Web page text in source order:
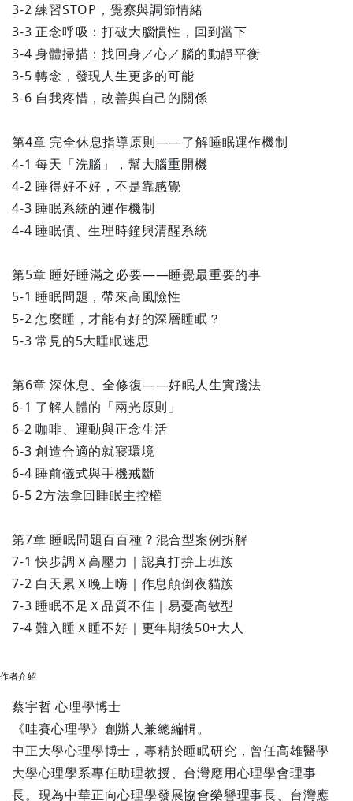
3-2 練習STOP，覺察與調節情緒
3-3 正念呼吸：打破大腦慣性，回到當下
3-4 身體掃描：找回身／心／腦的動靜平衡
3-5 轉念，發現人生更多的可能
3-6 自我疼惜，改善與自己的關係
第4章 完全休息指導原則——了解睡眠運作機制
4-1 每天「洗腦」，幫大腦重開機
4-2 睡得好不好，不是靠感覺
4-3 睡眠系統的運作機制
4-4 睡眠債、生理時鐘與清醒系統
第5章 睡好睡滿之必要——睡覺最重要的事
5-1 睡眠問題，帶來高風險性
5-2 怎麼睡，才能有好的深層睡眠？
5-3 常見的5大睡眠迷思
第6章 深休息、全修復——好眠人生實踐法
6-1 了解人體的「兩光原則」
6-2 咖啡、運動與正念生活
6-3 創造合適的就寢環境
6-4 睡前儀式與手機戒斷
6-5 2方法拿回睡眠主控權
第7章 睡眠問題百百種？混合型案例拆解
7-1 快步調Ｘ高壓力｜認真打拚上班族
7-2 白天累Ｘ晚上嗨｜作息顛倒夜貓族
7-3 睡眠不足Ｘ品質不佳｜易憂高敏型
7-4 難入睡Ｘ睡不好｜更年期後50+大人
作者介紹
蔡宇哲 心理學博士
《哇賽心理學》創辦人兼總編輯。
中正大學心理學博士，專精於睡眠研究，曾任高雄醫學
大學心理學系專任助理教授、台灣應用心理學會理事
長。現為中華正向心理學發展協會榮譽理事長、台灣應